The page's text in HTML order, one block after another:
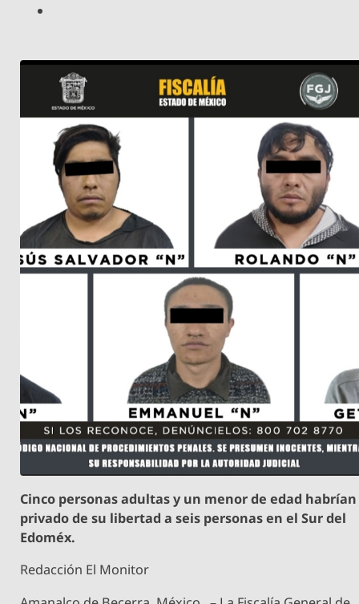
Cinco personas adultas y un menor de edad habrían
privado de su libertad a seis personas en el Sur del
Edoméx.
Redacción El Monitor